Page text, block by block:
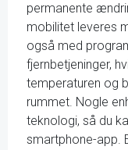
permanente
mobilitet leveres
også med
fjernbetjeninger,
temperaturen og
rummet. Nogle
teknologi, så du
smartphone-app.